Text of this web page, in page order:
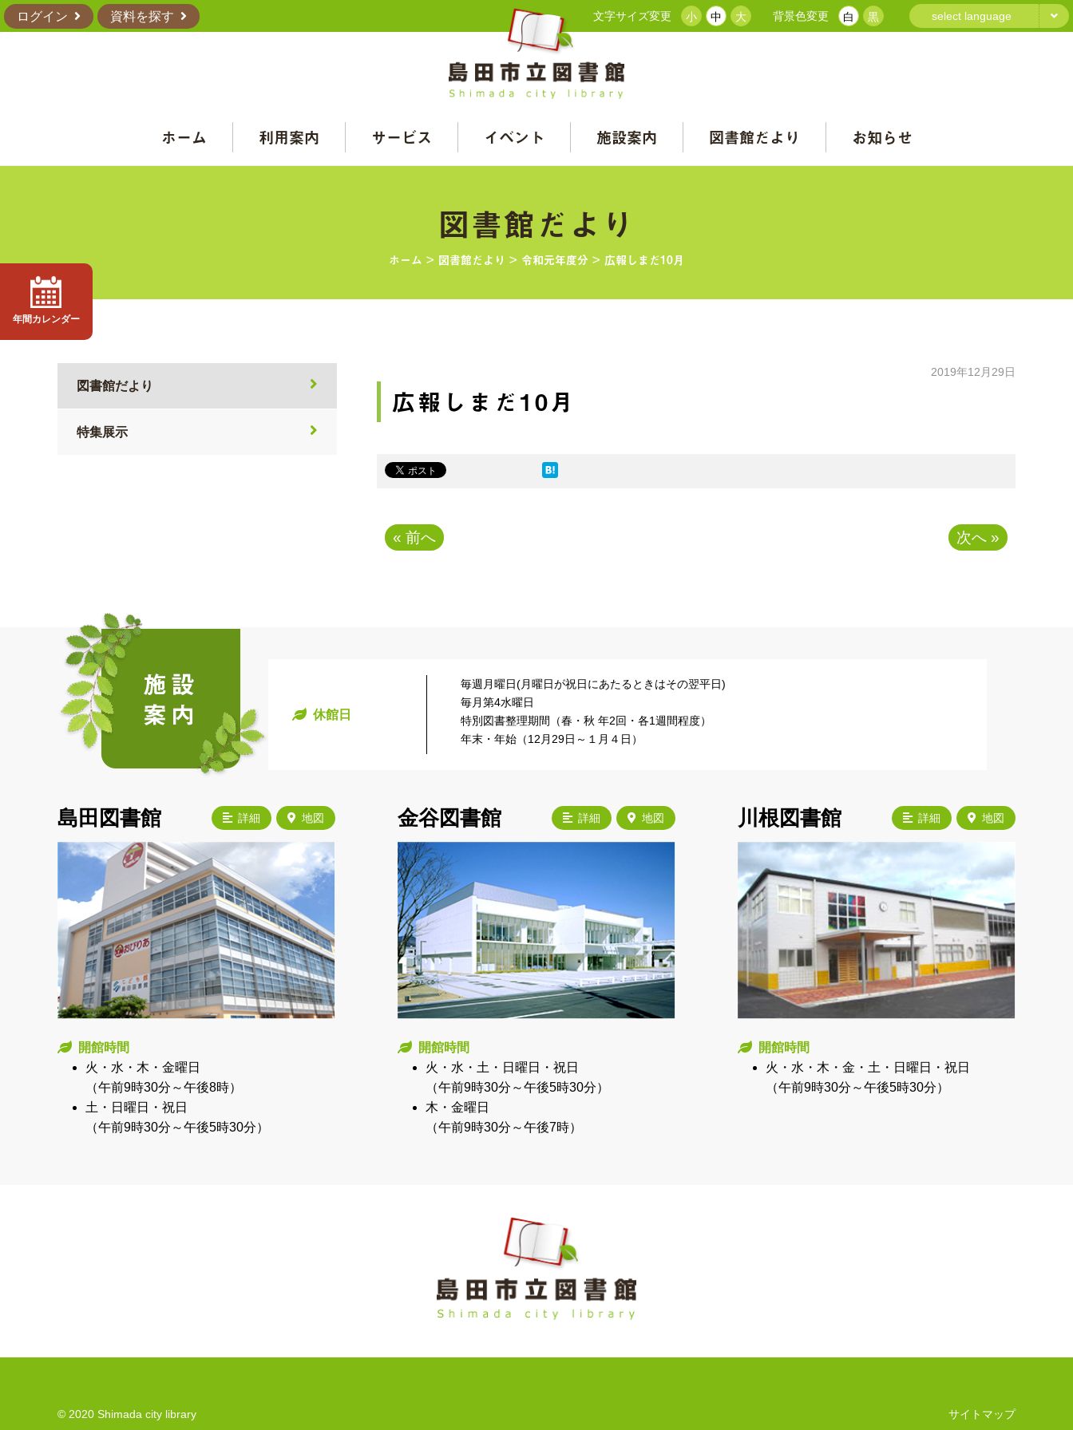
ログイン 資料を探す 文字サイズ変更 小 中 大 背景色変更 白 黒 select language
ホーム 利用案内 サービス イベント 施設案内 図書館だより お知らせ
図書館だより
ホーム > 図書館だより > 令和元年度分 > 広報しまだ10月
年間カレンダー
2019年12月29日
広報しまだ10月
« 前へ 次へ »
図書館だより
特集展示
休館日
毎週月曜日(月曜日が祝日にあたるときはその翌平日)
毎月第4水曜日
特別図書整理期間（春・秋 年2回・各1週間程度）
年末・年始（12月29日～１月４日）
詳細 地図
島田図書館
開館時間
火・水・木・金曜日
（午前9時30分～午後8時）
土・日曜日・祝日
（午前9時30分～午後5時30分）
詳細 地図
金谷図書館
開館時間
火・水・土・日曜日・祝日
（午前9時30分～午後5時30分）
木・金曜日
（午前9時30分～午後7時）
詳細 地図
川根図書館
開館時間
火・水・木・金・土・日曜日・祝日
（午前9時30分～午後5時30分）
© 2020 Shimada city library サイトマップ